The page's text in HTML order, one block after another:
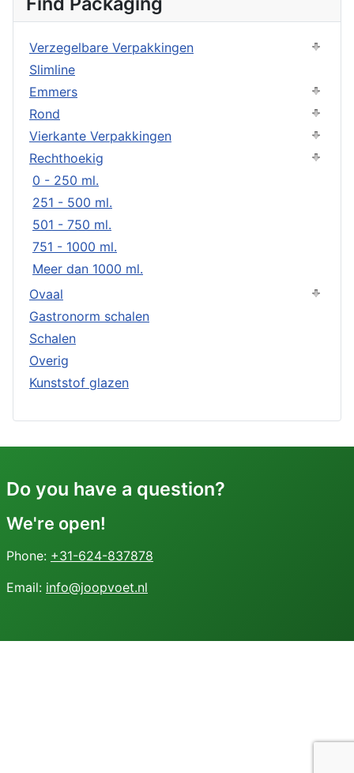
Verzegelbare Verpakkingen
Slimline
Emmers
Rond
Vierkante Verpakkingen
Rechthoekig
0 - 250 ml.
251 - 500 ml.
501 - 750 ml.
751 - 1000 ml.
Meer dan 1000 ml.
Ovaal
Gastronorm schalen
Schalen
Overig
Kunststof glazen
Do you have a question?
We're open!
Phone: +31-624-837878
Email: info@joopvoet.nl